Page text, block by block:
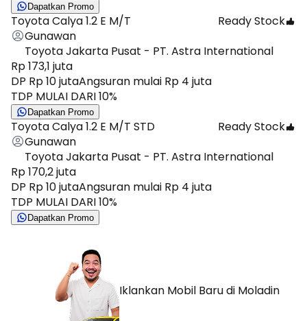
Dapatkan Promo
Toyota Calya 1.2 E M/T
Ready Stock
Gunawan
Toyota Jakarta Pusat - PT. Astra International
Rp 173,1 juta
DP Rp 10 jutaAngsuran mulai Rp 4 juta
TDP MULAI DARI 10%
Dapatkan Promo
Toyota Calya 1.2 E M/T STD
Ready Stock
Gunawan
Toyota Jakarta Pusat - PT. Astra International
Rp 170,2 juta
DP Rp 10 jutaAngsuran mulai Rp 4 juta
TDP MULAI DARI 10%
Dapatkan Promo
Iklankan Mobil Barudi Moladin